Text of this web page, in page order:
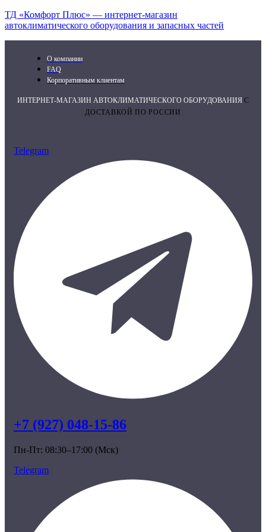
ТД «Комфорт Плюс» — интернет-магазин
автоклиматического оборудования и запасных частей
О компании
FAQ
Корпоративным клиентам
ИНТЕРНЕТ-МАГАЗИН АВТОКЛИМАТИЧЕСКОГО ОБОРУДОВАНИЯ С
ДОСТАВКОЙ ПО РОССИИ
Telegram
+7 (927) 048-15-86
Пн-Пт: 08:30–17:00 (Мск)
Telegram